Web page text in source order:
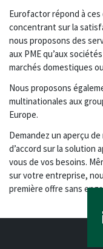
Eurofactor répond à
concentrant sur la
nous proposons des
aux PME qu’aux
marchés domestiques
Nous proposons
multinationales aux
Europe.
Demandez un aperçu
d’accord sur la solution
vous de vos besoins.
sur votre entreprise,
première offre sans